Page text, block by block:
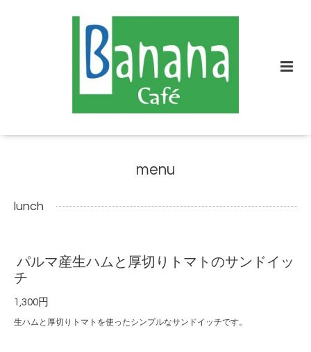
menu
lunch
パルマ産生ハムと厚切りトマトのサンドイッ
チ
1,300円
生ハムと厚切りトマトを使ったシンプルなサンドイッチです。